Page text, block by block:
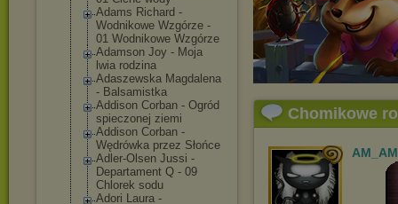
Adams Richard -
Wodnikowe Wzgórze -
01 Wodnikowe Wzgórze
Adamson Joy - Moja
lwia rodzina
Adaszewska Magdalena
- Balsamistka
Addison Corban - Ogród
spieczonej ziemi
Addison Corban -
Wędrówka przez Słońce
Adler-Olsen Jussi -
Departament Q - 09
Chlorek sodu
Adori Laura -
Chomikowe
AM_AM